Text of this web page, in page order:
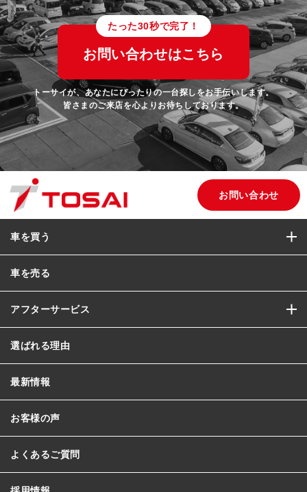
たった30秒で完了！
お問い合わせはこちら
トーサイが、あなたにぴったりの一台探しをお手伝いします。
皆さまのご来店を心よりお待ちしております。
お問い合わせ
車を買う
車を売る
アフターサービス
選ばれる理由
最新情報
お客様の声
よくあるご質問